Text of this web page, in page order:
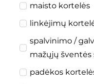
maisto kortelės
linkėjimų
spalvinimo /
mažųjų
padėkos